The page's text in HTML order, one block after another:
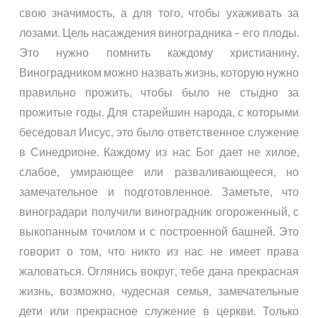
свою значимость, а для того, чтобы ухаживать за
лозами. Цель насаждения виноградника – его плоды.
Это нужно помнить каждому христианину.
Виноградником можно назвать жизнь, которую нужно
правильно прожить, чтобы было не стыдно за
прожитые годы. Для старейшин народа, с которыми
беседовал Иисус, это было ответственное служение
в Синедрионе. Каждому из нас Бог дает не хилое,
слабое, умирающее или разваливающееся, но
замечательное и подготовленное. Заметьте, что
виноградари получили виноградник огороженный, с
выкопанным точилом и с построенной башней. Это
говорит о том, что никто из нас не имеет права
жаловаться. Оглянись вокруг, тебе дана прекрасная
жизнь, возможно, чудесная семья, замечательные
дети или прекрасное служение в церкви. Только